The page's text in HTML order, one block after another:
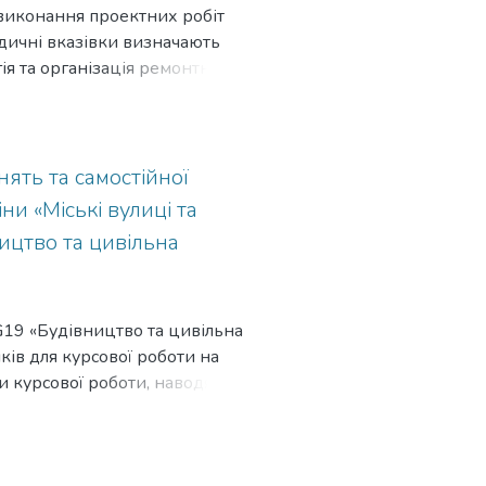
проектних робіт
вказівки визначають
та організація ремонтно-
проектування ремонтно-
можуть бути
та самостійної
«Міські вулиці та
та цивільна
«Будівництво та цивільна
для курсової роботи на
роботи, наводяться
рекомендації щодо